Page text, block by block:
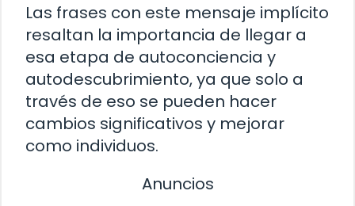
Las frases con este mensaje implícito
resaltan la importancia de llegar a
esa etapa de autoconciencia y
autodescubrimiento, ya que solo a
través de eso se pueden hacer
cambios significativos y mejorar
como individuos.
Anuncios